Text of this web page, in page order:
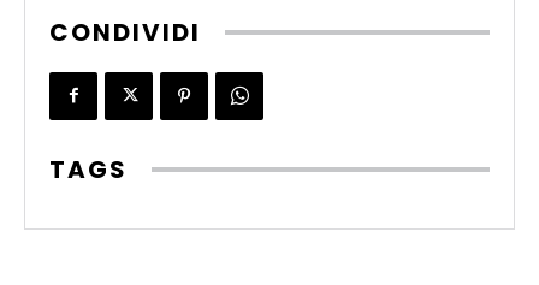
CONDIVIDI
TAGS